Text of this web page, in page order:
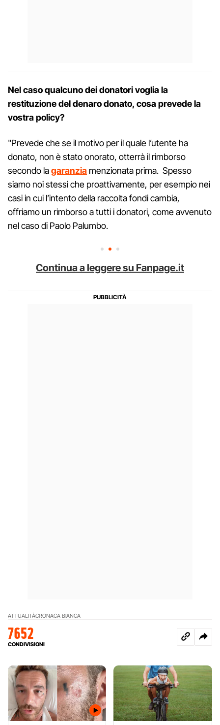
Nel caso qualcuno dei donatori voglia la
restituzione del denaro donato, cosa prevede la
vostra policy?
"Prevede che se il motivo per il quale l’utente ha
donato, non è stato onorato, otterrà il rimborso
secondo lagaranzia menzionata prima. Spesso
siamo noi stessi che proattivamente, per esempio nei
casi in cui l’intento della raccolta fondi cambia,
offriamo un rimborso a tutti i donatori, come avvenuto
nel caso di Paolo Palumbo.
Continua a leggere su Fanpage.it
ATTUALITÀCRONACA BIANCA
7652
CONDIVISIONI